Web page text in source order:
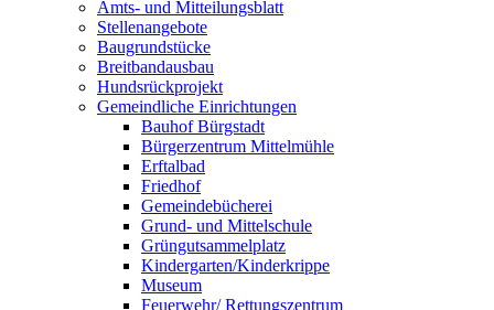
Amts- und Mitteilungsblatt
Stellenangebote
Baugrundstücke
Breitbandausbau
Hundsrückprojekt
Gemeindliche Einrichtungen
Bauhof Bürgstadt
Bürgerzentrum Mittelmühle
Erftalbad
Friedhof
Gemeindebücherei
Grund- und Mittelschule
Grüngutsammelplatz
Kindergarten/Kinderkrippe
Museum
Feuerwehr/ Rettungszentrum